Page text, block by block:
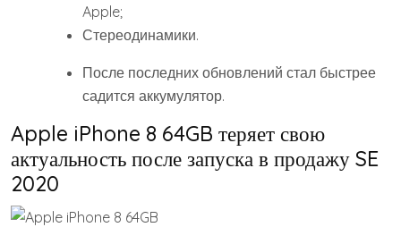
Apple;
Стереодинамики.
После последних обновлений стал быстрее
садится аккумулятор.
Apple iPhone 8 64GB теряет свою
актуальность после запуска в продажу SE
2020